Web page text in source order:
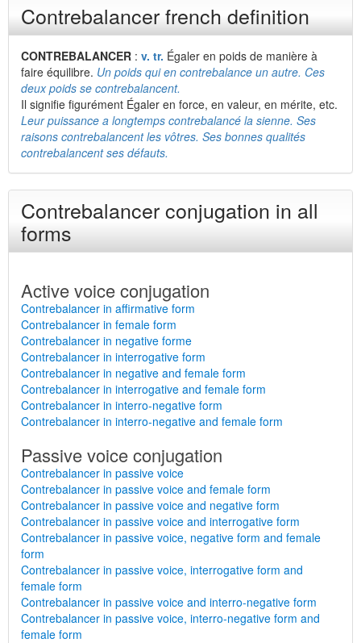
Contrebalancer french definition
CONTREBALANCER : v. tr. Égaler en poids de manière à
faire équilibre. Un poids qui en contrebalance un autre. Ces
deux poids se contrebalancent.
Il signifie figurément Égaler en force, en valeur, en mérite, etc.
Leur puissance a longtemps contrebalancé la sienne. Ses
raisons contrebalancent les vôtres. Ses bonnes qualités
contrebalancent ses défauts.
Contrebalancer conjugation in all
forms
Active voice conjugation
Contrebalancer in affirmative form
Contrebalancer in female form
Contrebalancer in negative forme
Contrebalancer in interrogative form
Contrebalancer in negative and female form
Contrebalancer in interrogative and female form
Contrebalancer in interro-negative form
Contrebalancer in interro-negative and female form
Passive voice conjugation
Contrebalancer in passive voice
Contrebalancer in passive voice and female form
Contrebalancer in passive voice and negative form
Contrebalancer in passive voice and interrogative form
Contrebalancer in passive voice, negative form and female
form
Contrebalancer in passive voice, interrogative form and
female form
Contrebalancer in passive voice and interro-negative form
Contrebalancer in passive voice, interro-negative form and
female form